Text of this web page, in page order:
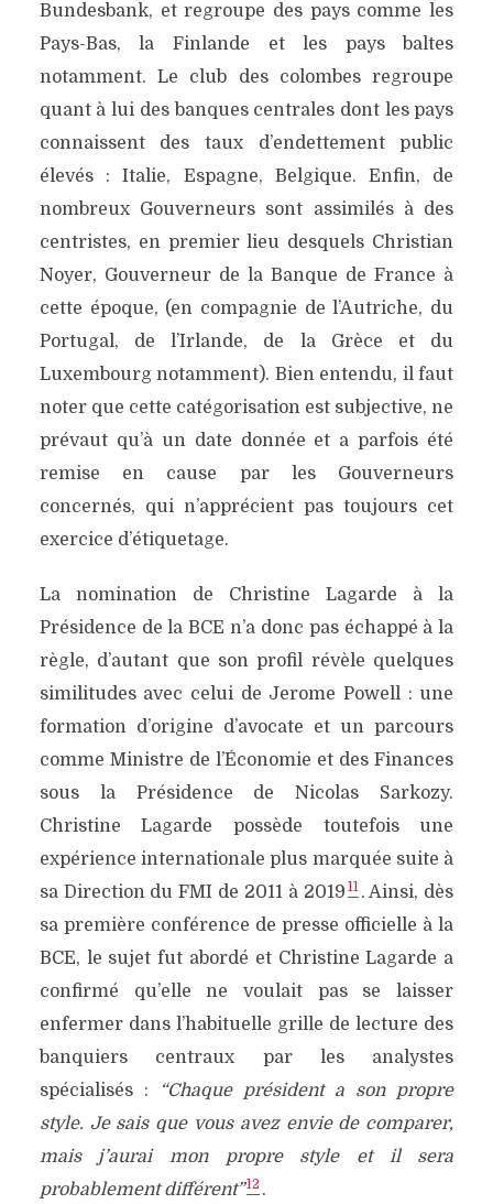
Bundesbank, et regroupe des pays comme les
Pays-Bas, la Finlande et les pays baltes
notamment. Le club des colombes regroupe
quant à lui des banques centrales dont les pays
connaissent des taux d’endettement public
élevés : Italie, Espagne, Belgique. Enfin, de
nombreux Gouverneurs sont assimilés à des
centristes, en premier lieu desquels Christian
Noyer, Gouverneur de la Banque de France à
cette époque, (en compagnie de l’Autriche, du
Portugal, de l’Irlande, de la Grèce et du
Luxembourg notamment). Bien entendu, il faut
noter que cette catégorisation est subjective, ne
prévaut qu’à un date donnée et a parfois été
remise en cause par les Gouverneurs
concernés, qui n’apprécient pas toujours cet
exercice d’étiquetage.
La nomination de Christine Lagarde à la
Présidence de la BCE n’a donc pas échappé à la
règle, d’autant que son profil révèle quelques
similitudes avec celui de Jerome Powell : une
formation d’origine d’avocate et un parcours
comme Ministre de l’Économie et des Finances
sous la Présidence de Nicolas Sarkozy.
Christine Lagarde possède toutefois une
expérience internationale plus marquée suite à
sa Direction du FMI de 2011 à 2019 11 . Ainsi, dès
sa première conférence de presse officielle à la
BCE, le sujet fut abordé et Christine Lagarde a
confirmé qu’elle ne voulait pas se laisser
enfermer dans l’habituelle grille de lecture des
banquiers centraux par les analystes
spécialisés :
“Chaque président a son propre
style. Je sais que vous avez envie de comparer,
mais j’aurai mon propre style et il sera
probablement différent”12 .